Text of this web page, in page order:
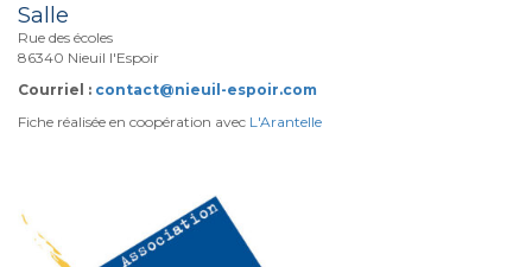
Salle
Rue des écoles
86340 Nieuil l'Espoir
Courriel : contact@nieuil-espoir.com
Fiche réalisée en coopération avec L'Arantelle